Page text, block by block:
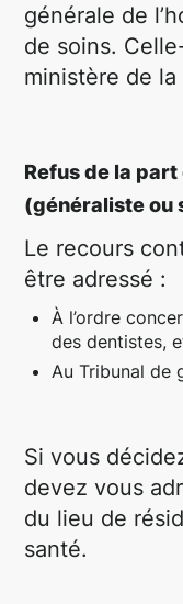
générale de
de soins.
ministère de la
Refus de la part
(généraliste ou
Le recours
être adressé :
À l’ordre
des dentistes,
Au Tribunal de
Si vous
devez vous
du lieu de
santé.